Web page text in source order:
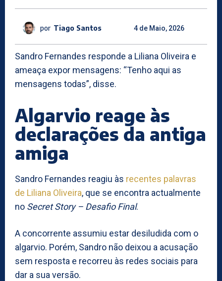
por Tiago Santos 4 de Maio, 2026
Sandro Fernandes responde a Liliana Oliveira e
ameaça expor mensagens: “Tenho aqui as
mensagens todas”, disse.
Algarvio reage às
declarações da antiga
amiga
Sandro Fernandes reagiu às recentes palavras
de Liliana Oliveira, que se encontra actualmente
no Secret Story – Desafio Final.
A concorrente assumiu estar desiludida com o
algarvio. Porém, Sandro não deixou a acusação
sem resposta e recorreu às redes sociais para
dar a sua versão.